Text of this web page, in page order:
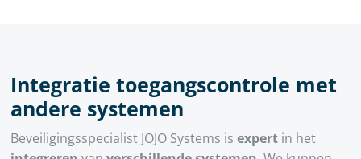
Integratie toegangscontrole met
andere systemen
Beveiligingsspecialist JOJO Systems isexpert in het